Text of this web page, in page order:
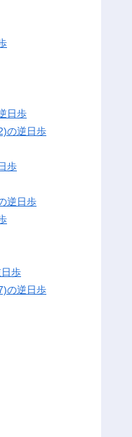
日歩
の逆日歩
歩
逆日歩
歩
の逆日歩